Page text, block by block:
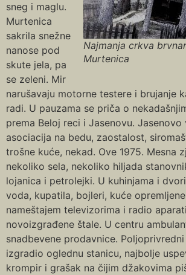
Najmanja crkva
Murtenica
sneg i maglu.
Murtenica
sakrila snežne
nanose pod
skute jela, pa
se zeleni. Mir
narušavaju motorne testere i brujanje
radi. U pauzama se priča o
prema Beloj reci i Jasenovu. Jasenovo
asociacija na bedu, zaostalost,
trošne kuće, nekad. Ove 1975. Mesna
nekoliko sela, nekoliko hiljada
lojanica i petrolejki. U kuhinjama i
voda, kupatila, bojleri, kuće
nameštajem televizorima i radio
novoizgrađene štale. U centru
snadbevene prodavnice.
izgradio oglednu stanicu, najbolje
krompir i grašak na čijim džakovima